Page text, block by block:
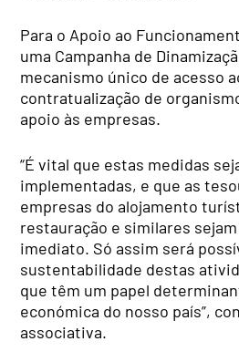
Para o Apoio ao
uma Campanha de
mecanismo único de acesso
contratualização de
apoio às empresas.
“É vital que estas medidas
implementadas, e que as
empresas do alojamento
restauração e similares
imediato. Só assim será
sustentabilidade destas
que têm um papel
económica do nosso país”,
associativa.